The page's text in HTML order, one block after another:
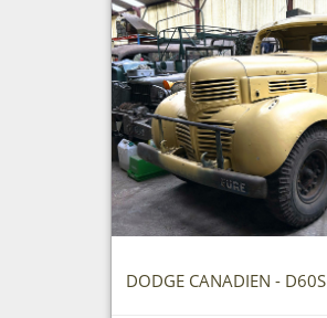
DODGE CANADIEN - D60S